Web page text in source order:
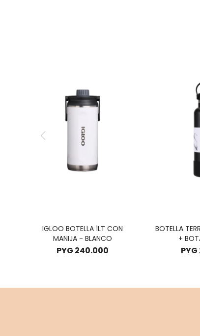
IGLOO BOTELLA 1LT CON
MANIJA - BLANCO
PYG 240.000
BOTELLA
+
PYG